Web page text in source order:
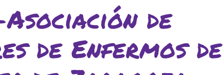
de
de Enfermos de